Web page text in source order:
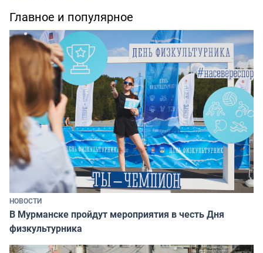
Главное и популярное
НОВОСТИ
В Мурманске пройдут мероприятия в честь Дня
физкультурника